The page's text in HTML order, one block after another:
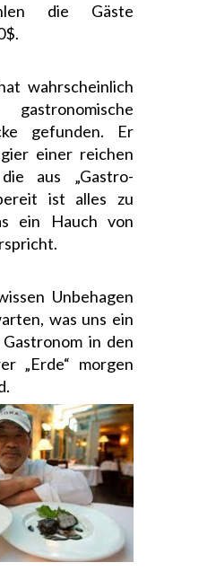
die Gäste
wahrscheinlich
gefunden. Er
einer reichen
aus „Gastro-
ist alles zu
ein Hauch von
Unbehagen
was uns ein
in den
„Erde“ morgen